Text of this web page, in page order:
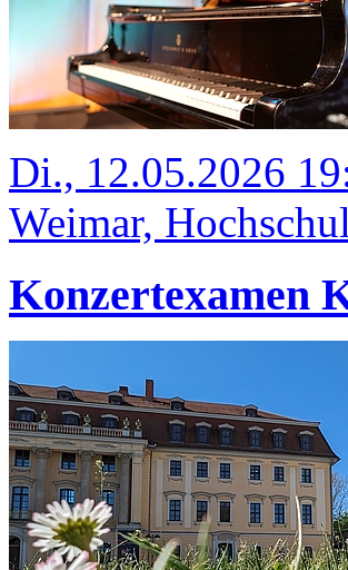
Di., 12.05.2026
Weimar,
Konzertexamen